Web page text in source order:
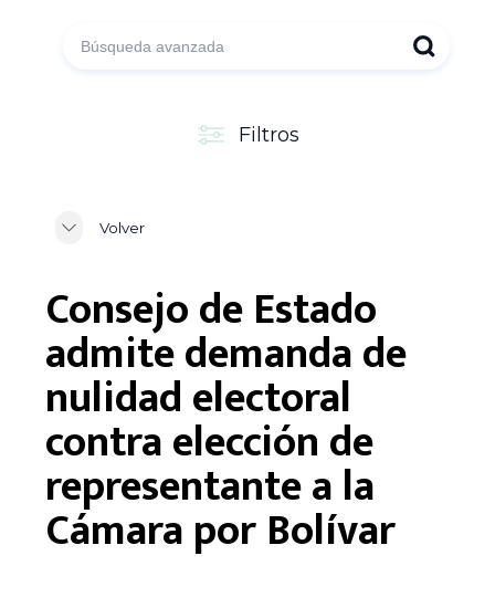
Filtros
Volver
Consejo de Estado
admite demanda de
nulidad electoral
contra elección de
representante a la
Cámara por Bolívar